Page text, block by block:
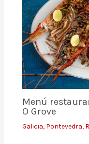
Menú
O Grove
Galicia, Pontevedra,